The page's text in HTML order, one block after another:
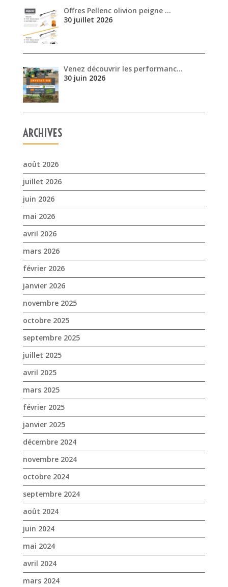
Offres Pellenc olivion peigne …
30 juillet 2026
Venez découvrir les performanc…
30 juin 2026
ARCHIVES
août 2026
juillet 2026
juin 2026
mai 2026
avril 2026
mars 2026
février 2026
janvier 2026
novembre 2025
octobre 2025
septembre 2025
juillet 2025
avril 2025
mars 2025
février 2025
janvier 2025
décembre 2024
novembre 2024
octobre 2024
septembre 2024
août 2024
juin 2024
mai 2024
avril 2024
mars 2024